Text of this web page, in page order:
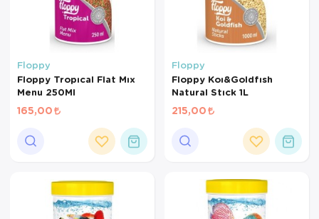
Floppy
Floppy Tropıcal Flat Mıx
Menu 250Ml
165,00
Floppy
Floppy Koı&Goldfısh
Natural Stıck 1L
215,00